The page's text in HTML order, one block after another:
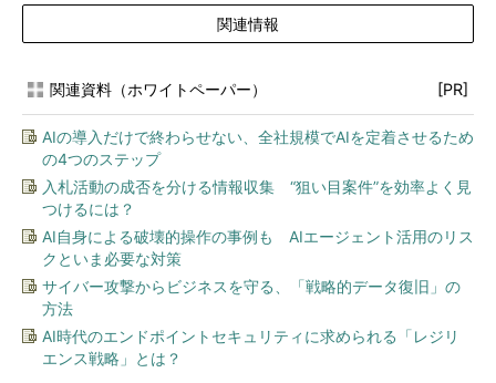
関連情報
関連資料（ホワイトペーパー） [PR]
AIの導入だけで終わらせない、全社規模でAIを定着させるため
の4つのステップ
入札活動の成否を分ける情報収集 “狙い目案件”を効率よく見
つけるには？
AI自身による破壊的操作の事例も AIエージェント活用のリス
クといま必要な対策
サイバー攻撃からビジネスを守る、「戦略的データ復旧」の
方法
AI時代のエンドポイントセキュリティに求められる「レジリ
エンス戦略」とは？